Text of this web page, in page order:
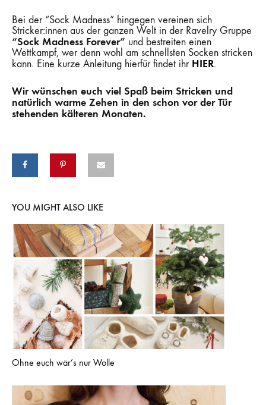
Bei der “Sock Madness” hingegen vereinen sich
Stricker:innen aus der ganzen Welt in der Ravelry Gruppe
“Sock Madness Forever” und bestreiten einen
Wettkampf, wer denn wohl am schnellsten Socken stricken
kann. Eine kurze Anleitung hierfür findet ihr HIER.
Wir wünschen euch viel Spaß beim Stricken und
natürlich warme Zehen in den schon vor der Tür
stehenden kälteren Monaten.
YOU MIGHT ALSO LIKE
Ohne euch wär’s nur Wolle